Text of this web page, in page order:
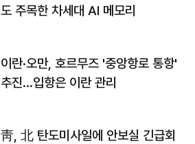
도 주목한 차세대 AI 메모리
이란·오만, 호르무즈 '중앙항로 통항'
추진…입항은 이란 관리
靑, 北 탄도미사일에 안보실 긴급회